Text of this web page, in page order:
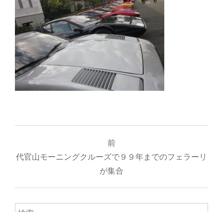
稿
ビ
前
代官山モーニングクルーズで９９年までのフェラーリ
が集合
検